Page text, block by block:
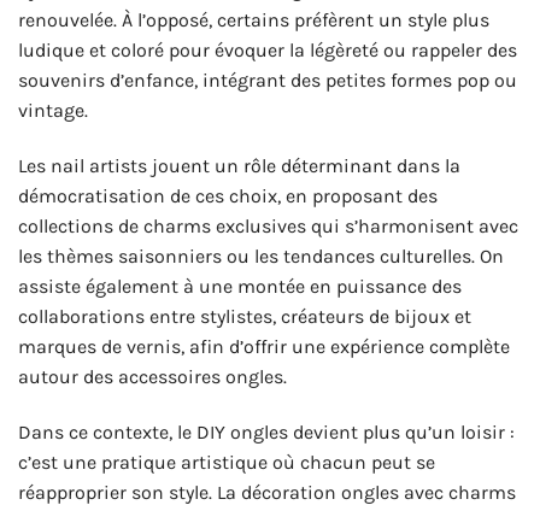
renouvelée. À l’opposé, certains préfèrent un style plus
ludique et coloré pour évoquer la légèreté ou rappeler des
souvenirs d’enfance, intégrant des petites formes pop ou
vintage.
Les nail artists jouent un rôle déterminant dans la
démocratisation de ces choix, en proposant des
collections de charms exclusives qui s’harmonisent avec
les thèmes saisonniers ou les tendances culturelles. On
assiste également à une montée en puissance des
collaborations entre stylistes, créateurs de bijoux et
marques de vernis, afin d’offrir une expérience complète
autour des accessoires ongles.
Dans ce contexte, le DIY ongles devient plus qu’un loisir :
c’est une pratique artistique où chacun peut se
réapproprier son style. La décoration ongles avec charms